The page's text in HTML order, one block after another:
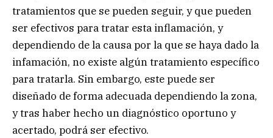
tratamientos que se pueden seguir, y que pueden
ser efectivos para tratar esta inflamación, y
dependiendo de la causa por la que se haya dado la
infamación, no existe algún tratamiento específico
para tratarla. Sin embargo, este puede ser
diseñado de forma adecuada dependiendo la zona,
y tras haber hecho un diagnóstico oportuno y
acertado, podrá ser efectivo.